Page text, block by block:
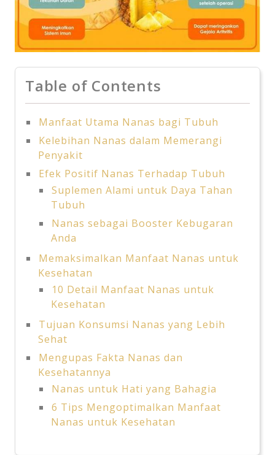
Table of Contents
Manfaat Utama Nanas bagi Tubuh
Kelebihan Nanas dalam Memerangi
Penyakit
Efek Positif Nanas Terhadap Tubuh
Suplemen Alami untuk Daya Tahan
Tubuh
Nanas sebagai Booster Kebugaran
Anda
Memaksimalkan Manfaat Nanas untuk
Kesehatan
10 Detail Manfaat Nanas untuk
Kesehatan
Tujuan Konsumsi Nanas yang Lebih
Sehat
Mengupas Fakta Nanas dan
Kesehatannya
Nanas untuk Hati yang Bahagia
6 Tips Mengoptimalkan Manfaat
Nanas untuk Kesehatan